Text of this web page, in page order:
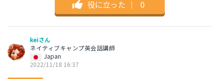
役に立った ｜ 0
keiさん
ネイティブキャンプ英会話講師
Japan
2022/11/18 16:37